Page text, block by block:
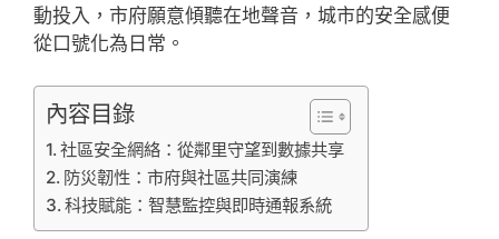
動投入，市府願意傾聽在地聲音，城市的安全感便
從口號化為日常。
內容目錄
社區安全網絡：從鄰里守望到數據共享
防災韌性：市府與社區共同演練
科技賦能：智慧監控與即時通報系統